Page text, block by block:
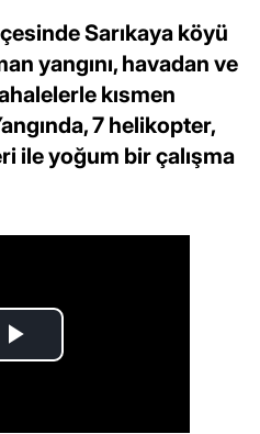
Sarıkaya köyü
yangını, havadan ve
kısmen
7 helikopter,
ile yoğum bir çalışma